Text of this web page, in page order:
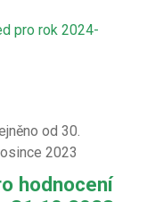
pro rok 2024-
od 30.
2023
hodnocení